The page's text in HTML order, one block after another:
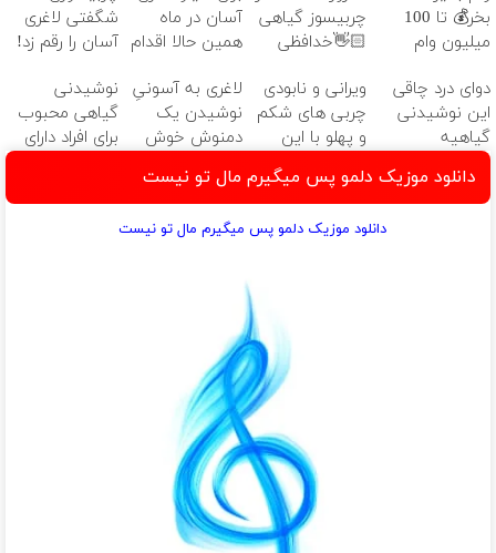
بخر💰 تا 100
میلیون وام
ضامن
چربیسوز گیاهی
👋🏻خدافظی
چاقی!خرید با
تخفیف
آسان در ماه
همین حالا اقدام
قیمت قدیم
شگفتی لاغری
آسان را رقم زد!
دوای درد چاقی
این نوشیدنی
گیاهیه
ویرانی و نابودی
چربی های شکم
و پهلو با این
گیاهی
لاغری به آسونیِ
نوشیدن یک
دمنوش خوش
نوشیدنی
گیاهی محبوب
برای افراد دارای
دانلود موزیک دلمو پس میگیرم مال تو نیست
دانلود موزیک دلمو پس میگیرم مال تو نیست